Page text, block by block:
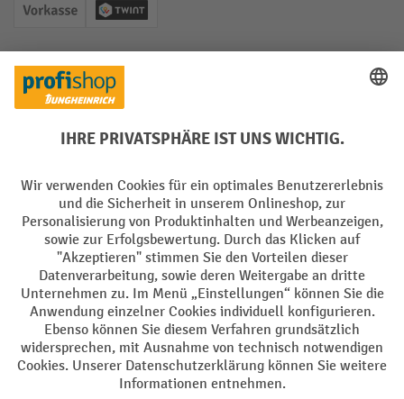
Vorkasse Twint
Soziale Netzwerke
Facebook
YouTube
LinkedInInstagram
Sprachen
DE FR
AGB Impressum Datenschutz Privacy Settings
Alle Preise exkl. gesetzl. Mehrwertsteuer zzgl.Versandkostenund ggf.
Nachnahmegebühren, wenn nicht anders angegeben.
¹ Der Rabatt gilt so lange der Vorrat reicht. Der Rabatt gilt nicht auf